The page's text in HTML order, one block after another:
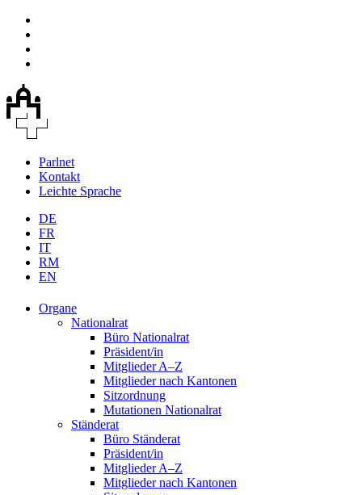
Parlnet
Kontakt
Leichte Sprache
DE
FR
IT
RM
EN
Organe
Nationalrat
Büro Nationalrat
Präsident/in
Mitglieder A–Z
Mitglieder nach Kantonen
Sitzordnung
Mutationen Nationalrat
Ständerat
Büro Ständerat
Präsident/in
Mitglieder A–Z
Mitglieder nach Kantonen